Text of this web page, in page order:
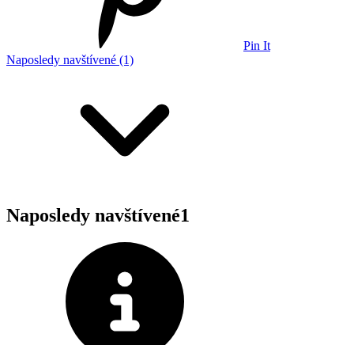
Pin It
Naposledy navštívené (1)
Naposledy navštívené1